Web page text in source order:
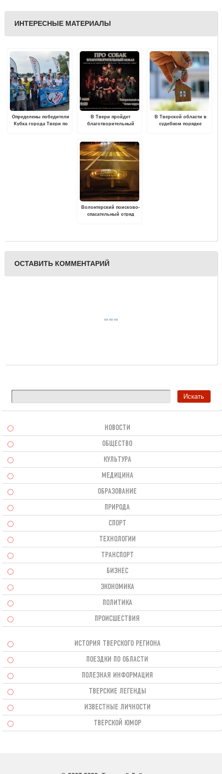
ИНТЕРЕСНЫЕ МАТЕРИАЛЫ
Определены победители
Кубка города Твери по
В Твери пройдет
благотворительный
Инициативной группы по
защите животных
В Тверской области в
судебном порядке
Волонтерский поисково-
спасательный отряд
ОСТАВИТЬ КОММЕНТАРИЙ
НОВОСТИ
ОБЩЕСТВО
КУЛЬТУРА
МЕДИЦИНА
ОБРАЗОВАНИЕ
ПРИРОДА
СПОРТ
ТЕХНОЛОГИИ
ТРАНСПОРТ
БИЗНЕС
ЭКОНОМИКА
ПОЛИТИКА
ПРОИСШЕСТВИЯ
ИСТОРИЯ ТВЕРСКОГО РЕГИОНА
ПОЕЗДКИ ПО ОБЛАСТИ
ПОЛЕЗНАЯ ИНФОРМАЦИЯ
ТВЕРСКИЕ ЛЕГЕНДЫ
ИЗВЕСТНЫЕ ЛИЧНОСТИ
ТВЕРСКОЙ ЮМОР